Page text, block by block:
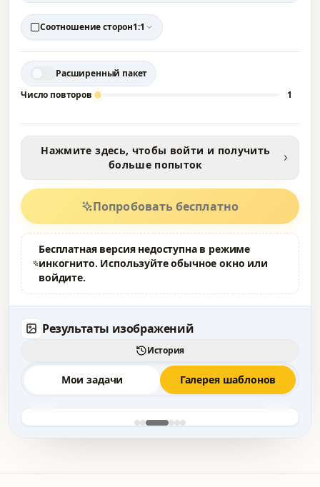
Соотношение сторон1:1
Расширенный пакет
Число повторов
1
Нажмите здесь, чтобы войти и получить
больше попыток
Попробовать бесплатно
Бесплатная версия недоступна в режиме
инкогнито. Используйте обычное окно или
войдите.
Результаты изображений
История
Мои задачи Галерея шаблонов